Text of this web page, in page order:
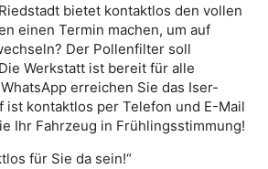
bietet kontaktlos den vollen
einen Termin machen, um auf
Der Pollenfilter soll
Werkstatt ist bereit für alle
erreichen Sie das Iser-
ist kontaktlos per Telefon und E-Mail
Ihr Fahrzeug in Frühlingsstimmung!
für Sie da sein!“